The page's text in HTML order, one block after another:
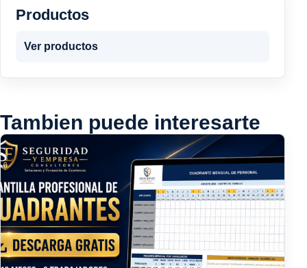
Productos
Ver productos
Tambien puede interesarte